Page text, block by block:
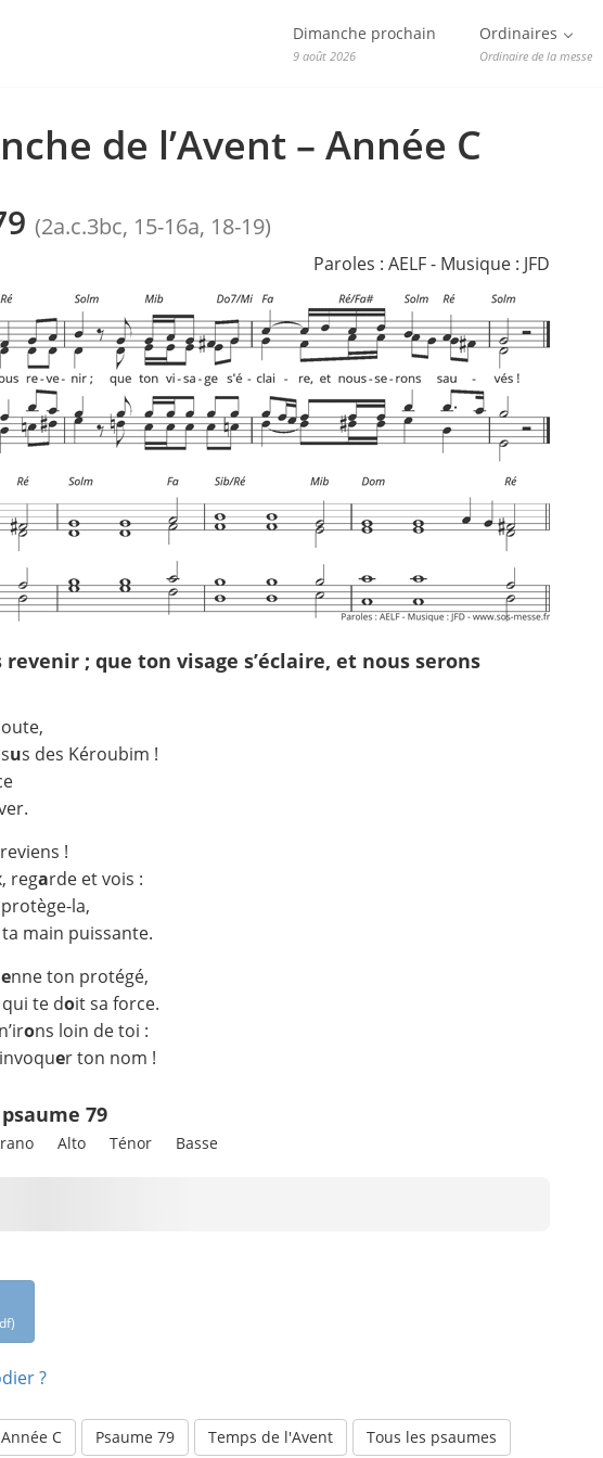
Dimanche prochain
9 août 2026
Ordinaires
Ordinaire de la messe
de l’Avent – Année C
(2a.c.3bc, 15-16a, 18-19)
Paroles : AELF - Musique : JFD
; que ton visage s’éclaire, et nous serons
us des Kéroubim !
!
regarde et vois :
la,
ta main puissante.
enne ton protégé,
te doit sa force.
ons loin de toi :
er ton nom !
79
Alto Ténor Basse
?
Année C Psaume 79 Temps de l'Avent Tous les psaumes